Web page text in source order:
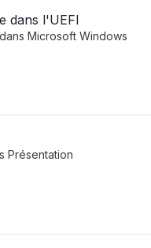
dans l'UEFI
dans Microsoft Windows
Présentation